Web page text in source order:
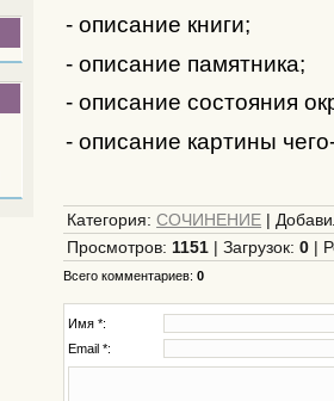
- описание книги;
- описание памятника;
- описание состояния
- описание картины
Категория:СОЧИНЕНИЕ |
Просмотров: 1151 |Загрузок:0 |
Всего комментариев:0
Имя *:
Email *: